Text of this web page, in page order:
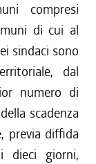
compresi
di cui al
sindaci sono
dal
numero di
scadenza
previa diffida
dieci giorni,